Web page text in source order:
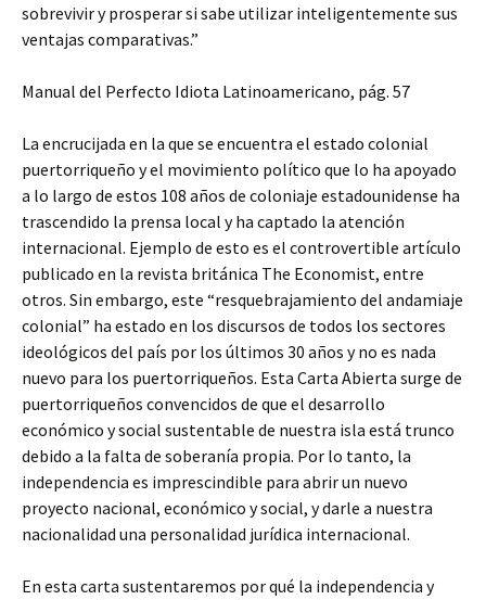
sobrevivir y prosperar si sabe utilizar inteligentemente sus
ventajas comparativas.”
Manual del Perfecto Idiota Latinoamericano, pág. 57
La encrucijada en la que se encuentra el estado colonial
puertorriqueño y el movimiento político que lo ha apoyado
a lo largo de estos 108 años de coloniaje estadounidense ha
trascendido la prensa local y ha captado la atención
internacional. Ejemplo de esto es el controvertible artículo
publicado en la revista británica The Economist, entre
otros. Sin embargo, este “resquebrajamiento del andamiaje
colonial” ha estado en los discursos de todos los sectores
ideológicos del país por los últimos 30 años y no es nada
nuevo para los puertorriqueños. Esta Carta Abierta surge de
puertorriqueños convencidos de que el desarrollo
económico y social sustentable de nuestra isla está trunco
debido a la falta de soberanía propia. Por lo tanto, la
independencia es imprescindible para abrir un nuevo
proyecto nacional, económico y social, y darle a nuestra
nacionalidad una personalidad jurídica internacional.
En esta carta sustentaremos por qué la independencia y